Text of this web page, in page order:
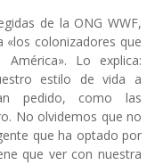
de la ONG WWF,
colonizadores que
Lo explica:
estilo de vida a
pedido, como las
No olvidemos que no
que ha optado por
que ver con nuestra